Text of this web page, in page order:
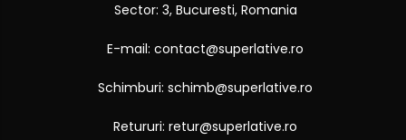
Sector: 3, Bucuresti, Romania
E-mail: contact@superlative.ro
Schimburi: schimb@superlative.ro
Retururi: retur@superlative.ro